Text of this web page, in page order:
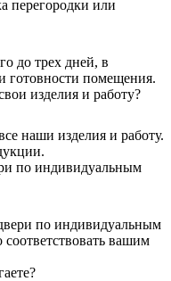
перегородки или
до трех дней, в
готовности помещения.
изделия и работу?
наши изделия и работу.
по индивидуальным
по индивидуальным
вашим